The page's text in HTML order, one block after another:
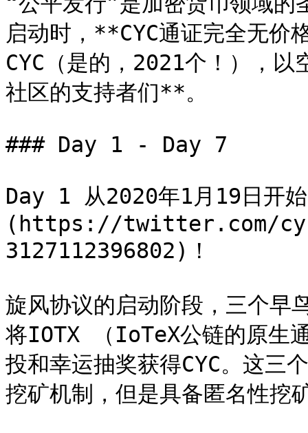
启动时，**CYC通证完全无
CYC（是的，2021个！），
社区的支持者们**。
### Day 1 - Day 7
Day 1 从2020年1月19日开
(https://twitter.com/
3127112396802)！
旋风协议的启动阶段，三个早
将IOTX （IoTeX公链的原生
投和幸运抽奖获得CYC。这三
挖矿机制，但是具备匿名性挖